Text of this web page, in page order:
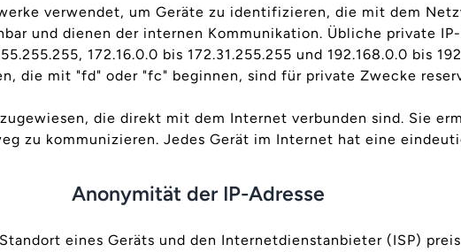
verwendet, um Geräte zu identifizieren, die mit dem
und dienen der internen Kommunikation. Übliche private
172.16.0.0 bis 172.31.255.255 und 192.168.0.0 bis
die mit "fd" oder "fc" beginnen, sind für private Zwecke
die direkt mit dem Internet verbunden sind. Sie
zu kommunizieren. Jedes Gerät im Internet hat eine
Anonymität der IP-Adresse
eines Geräts und den Internetdienstanbieter (ISP)